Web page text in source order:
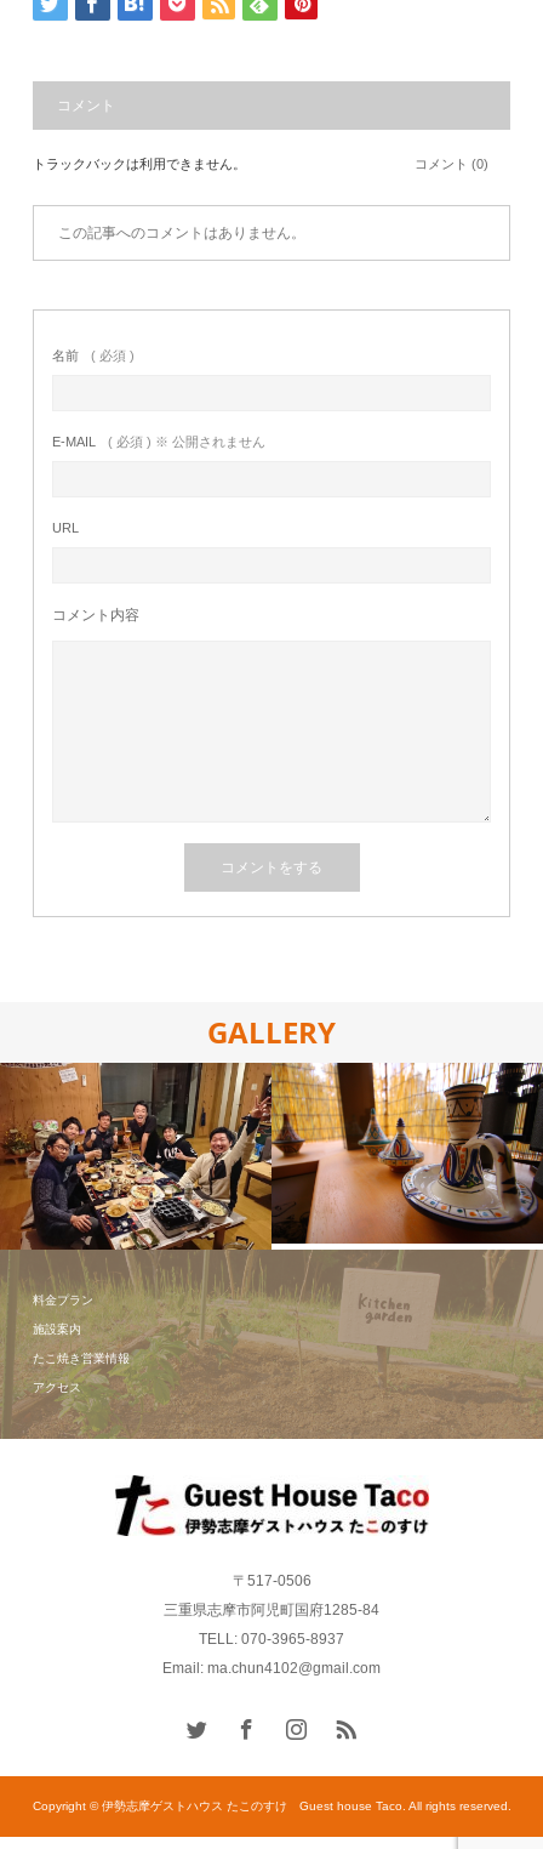
コメント
トラックバックは利用できません。 コメント (0)
この記事へのコメントはありません。
名前 ( 必須 )
E-MAIL ( 必須 ) ※ 公開されません
URL
コメント内容
GALLERY
たこ焼きパ
ーティー！！
施設の写真
料金プラン
施設案内
たこ焼き営業情報
アクセス
〒517-0506
三重県志摩市阿児町国府1285-84
TELL: 070-3965-8937
Email: ma.chun4102@gmail.com
Copyright © 伊勢志摩ゲストハウス たこのすけ Guest house Taco. All rights reserved.